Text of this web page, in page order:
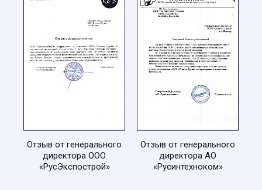
Отзыв от генерального
директора ООО
«РусЭкспострой»
Отзыв от генерального
директора АО
«Русинтехноком»